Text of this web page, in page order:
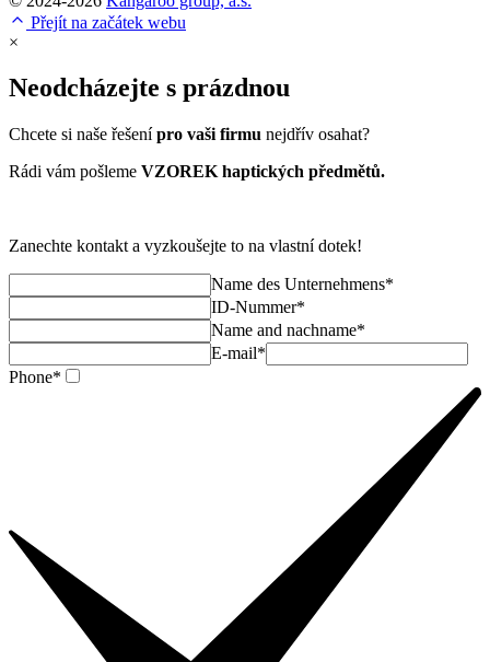
Přejít na začátek webu
×
Neodcházejte s prázdnou
Chcete si naše řešenípro vaši firmu nejdřív osahat?
Rádi vám pošleme VZOREK haptických předmětů.
Zanechte kontakt a vyzkoušejte to na vlastní dotek!
Name des Unternehmens*
ID-Nummer*
Name and nachname*
E-mail*
Phone*